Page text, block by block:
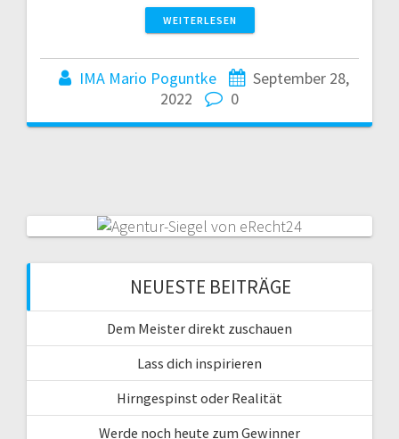
WEITERLESEN
IMA Mario Poguntke
September 28,
2022
0
NEUESTE BEITRÄGE
Dem Meister direkt zuschauen
Lass dich inspirieren
Hirngespinst oder Realität
Werde noch heute zum Gewinner